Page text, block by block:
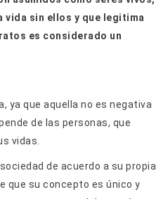
vida sin ellos y que legitima
es considerado un
ya que aquella no es negativa
de las personas, que
vidas.
de acuerdo a su propia
que su concepto es único y